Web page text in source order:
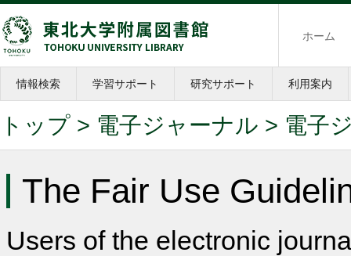
ホーム
情報検索 学習サポート 研究サポート 利用案内
トップ > 電子ジャーナル > 電子
The Fair Use
Users of the electronic